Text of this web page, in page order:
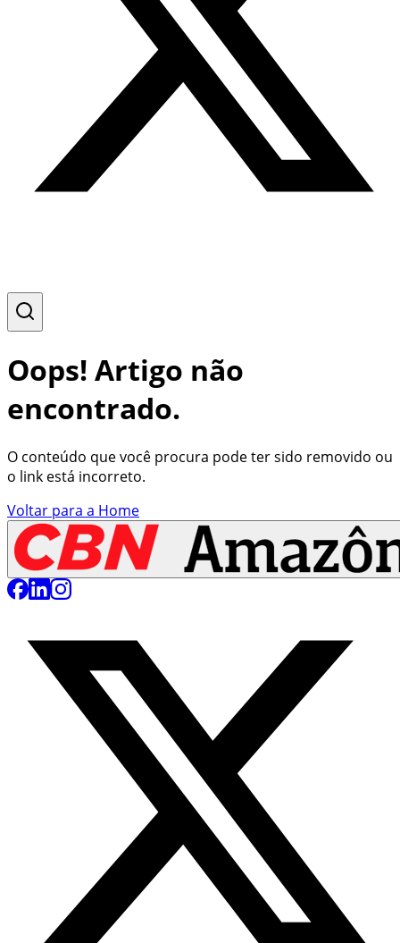
Oops! Artigo não
encontrado.
O conteúdo que você procura pode ter sido removido ou
o link está incorreto.
Voltar para a Home